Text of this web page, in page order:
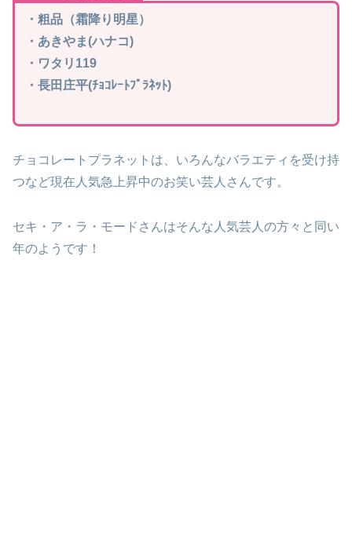
・粗品（霜降り明星）
・あきやま(ハナコ)
・ワタリ119
・長田庄平(ﾁｮｺﾚｰﾄﾌﾟﾗﾈｯﾄ)
チョコレートプラネットは、いろんなバラエティを受け持
つなど現在人気急上昇中のお笑い芸人さんです。
セキ・ア・ラ・モードさんはそんな人気芸人の方々と同い
年のようです！